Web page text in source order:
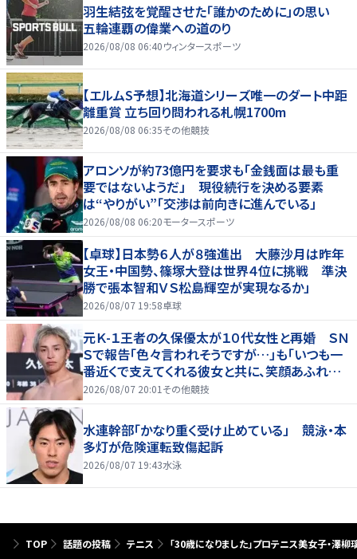
羽生結弦を覚醒させた「誰かのために」の思い
五輪連覇の偉業への道のり
2026/08/08 06:40ウィンタースポーツ
【エルムS予想】北海道シリーズ唯一のダート中距
離重賞 立ち回り問われる札幌1700m
2026/08/08 06:35その他競技
アロンソが約73億円を要求も「金銭面は最も重
要ではないようだ」 現役続行を決める要素
は“やりがい”「交渉は前向きに進んでいる」
2026/08/08 06:20モータースポーツ
【卓球】日本勢６人が８強進出 大藤沙月は昨年
女王・中国勢、篠塚大登は世界４位に挑戦 準決
勝で張本智和ＶＳ松島輝空が実現なるか」
2026/08/07 19:58卓球
元Ｋ-１王者の久保優太が１０代女性と再婚 ＳＮ
Ｓで報告「色々言われそうですが…」も「いつも一
番近くで支えてくれる彼女と共に、笑顔あふれる
家庭を築いていきたい」
2026/08/07 20:01 その他競技
水連幹部「かなり重く受け止めている」 競泳・本
多灯が危険運転致傷起訴
2026/08/07 19:43水泳
TOP 話題の投稿 テニス 「30歳になりました」プロテニス美女子・澤